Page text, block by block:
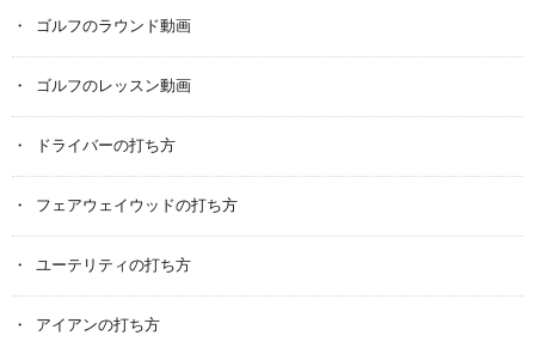
ゴルフのラウンド動画
ゴルフのレッスン動画
ドライバーの打ち方
フェアウェイウッドの打ち方
ユーテリティの打ち方
アイアンの打ち方